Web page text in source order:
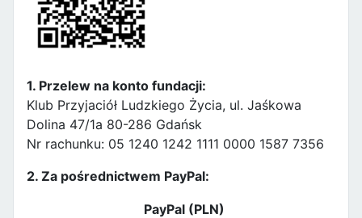
1. Przelew na konto fundacji:
Klub Przyjaciół Ludzkiego Życia, ul. Jaśkowa
Dolina 47/1a 80-286 Gdańsk
Nr rachunku: 05 1240 1242 1111 0000 1587 7356
2. Za pośrednictwem PayPal:
PayPal (PLN)